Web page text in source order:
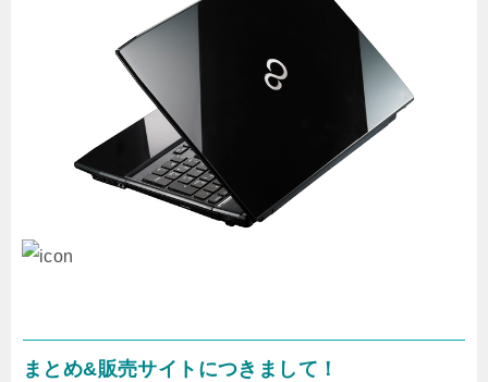
まとめ&販売サイトにつきまして！